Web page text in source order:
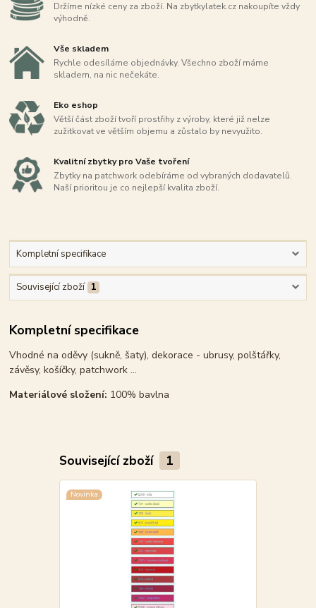
Držíme nízké ceny za zboží. Na zbytkylatek.cz nakoupíte vždy
výhodně.
Vše skladem
Rychle odesíláme objednávky. Všechno zboží máme
skladem, na nic nečekáte.
Eko eshop
Větší část zboží tvoří prostřihy z výroby, které již nelze
zužitkovat ve větším objemu a zůstalo by nevyužito.
Kvalitní zbytky pro Vaše tvoření
Zbytky na patchwork odebíráme od vybraných dodavatelů.
Naší prioritou je co nejlepší kvalita zboží.
Kompletní specifikace
Související zboží 1
Kompletní specifikace
Vhodné na oděvy (sukně, šaty), dekorace - ubrusy, polštářky,
závěsy, košíčky, patchwork ...
Materiálové složení: 100% bavlna
Související zboží 1
Novinka